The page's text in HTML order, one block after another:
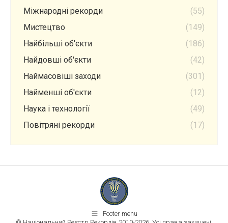
Міжнародні рекорди
(55)
Мистецтво
(149)
Найбільші об'єкти
(186)
Найдовші об'єкти
(42)
Наймасовіші заходи
(301)
Найменші об'єкти
(12)
Наука і технології
(49)
Повітряні рекорди
(17)
Footer menu